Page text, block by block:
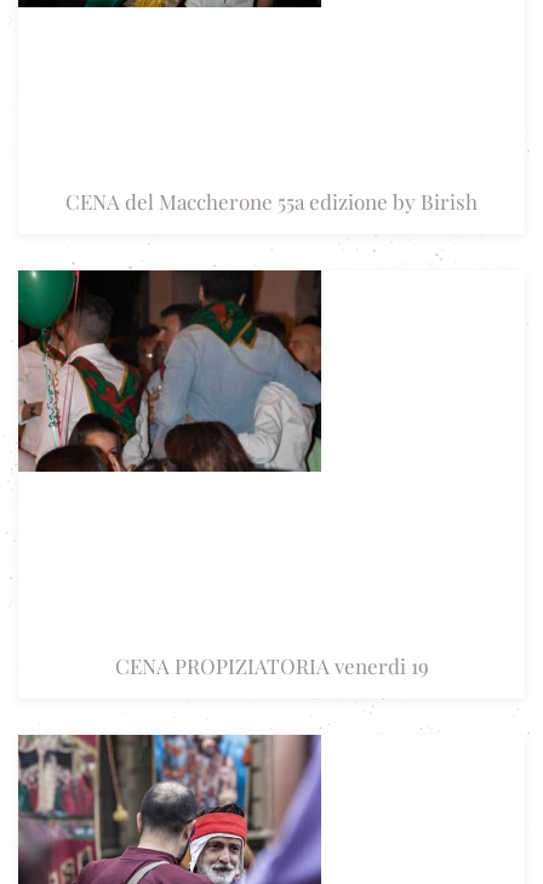
CENA del Maccherone 55a edizione by Birish
CENA PROPIZIATORIA venerdi 19